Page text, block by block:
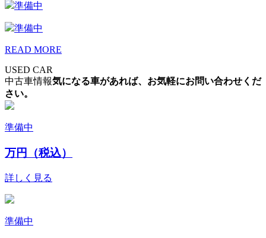
準備中
準備中
READ MORE
USED CAR
中古車情報気になる車があれば、お気軽にお問い合わせくだ
さい。
準備中
万円（税込）
詳しく見る
準備中